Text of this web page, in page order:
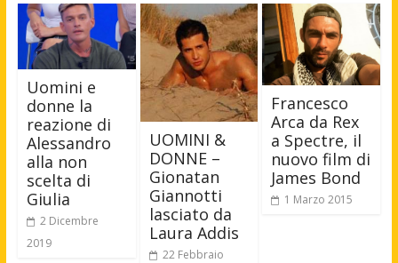
Uomini e
donne la
reazione di
Alessandro
alla non
scelta di
Giulia
2 Dicembre
2019
UOMINI &
DONNE –
Gionatan
Giannotti
lasciato da
Laura Addis
22 Febbraio
Francesco
Arca da Rex
a Spectre, il
nuovo film di
James Bond
1 Marzo 2015